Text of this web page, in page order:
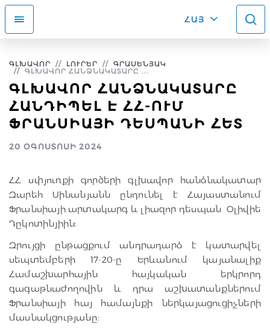
ՀԱՅ
ԳԼԽԱՎՈՐ ԼՈՒՐԵՐ
ԳՐԱՍԵՆՅԱԿ
ԳԼԽԱՎՈՐ ՀԱՆՁՆԱԿԱՏԱՐԸ ...
ԳԼԽԱՎՈՐ ՀԱՆՁՆԱԿԱՏԱՐԸ
ՀԱՆԴԻՊԵԼ Է ՀՀ-ՈՒՄ
ՖՐԱՆՍԻԱՅԻ ԴԵՍՊԱՆԻ ՀԵՏ
20 ՕԳՈՍՏՈՍԻ 2024
ՀՀ սփյուռքի գործերի գլխավոր հանձնակատար
Զարեհ Սինանյանն ընդունել է Հայաստանում
Ֆրանսիայի արտակարգ և լիազոր դեսպան Օլիվիե
Դըկոտինյիին։
Զրույցի ընթացքում անդրադարձ է կատարվել
սեպտեմբերի 17-20-ը Երևանում կայանալիք
Համաշխարհային հայկական երկրորդ
գագաթնաժողովին և դրա աշխատանքներում
Ֆրանսիայի հայ համայնքի ներկայացուցիչների
մասնակցությանը։